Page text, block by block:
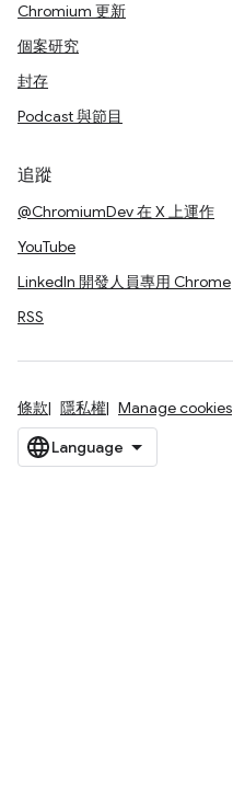
Chromium 更新
個案研究
封存
Podcast 與節目
追蹤
@ChromiumDev 在 X 上運作
YouTube
LinkedIn 開發人員專用 Chrome
RSS
條款 隱私權 Manage cookies